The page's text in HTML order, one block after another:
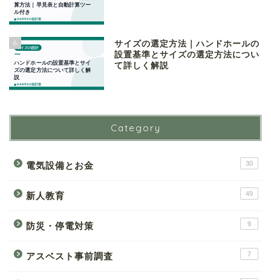
6
サイズの選定方法｜ハンドホールの
設置基準とサイズの選定方法につい
て詳しく解説
Category
電気設備とお金 30
新人教育 49
防災・停電対策 9
アスベスト事前調査 7